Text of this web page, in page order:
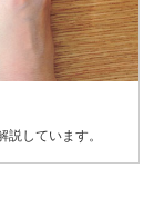
しています。